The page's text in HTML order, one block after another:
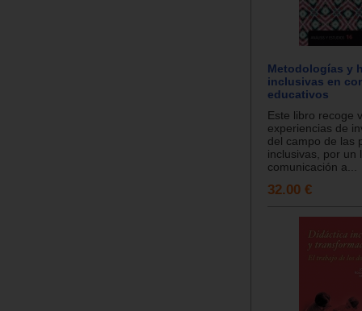
Metodologías y
inclusivas en
educativos
Este libro recoge
experiencias de
del campo de las
inclusivas, por un
comunicación a...
32.00 €